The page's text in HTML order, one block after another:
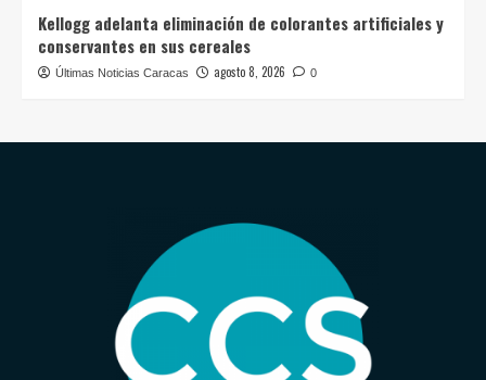
Kellogg adelanta eliminación de colorantes artificiales y
conservantes en sus cereales
Últimas Noticias Caracas agosto 8, 2026 0